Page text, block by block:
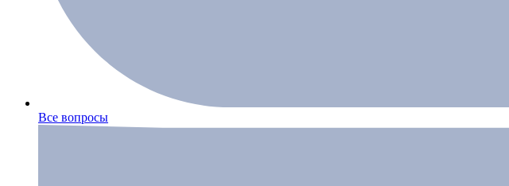
Все вопросы